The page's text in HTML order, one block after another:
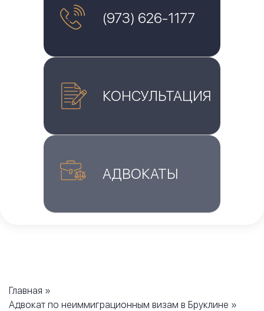
(973) 626-1177
КОНСУЛЬТАЦИЯ
АДВОКАТЫ
Главная »
Адвокат по неиммиграционным визам в Бруклине »